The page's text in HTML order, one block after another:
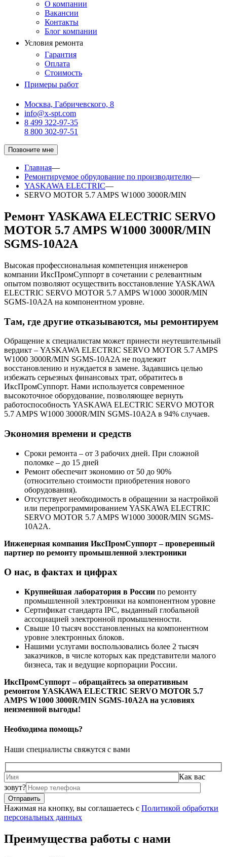
О компании
Вакансии
Контакты
Блог компании
Условия ремонта
Гарантия
Оплата
Стоимость
Примеры работ
Москва, Габричевского, 8
info@x-spt.com
8 499 322-97-35
8 800 302-97-51
Позвоните мне
Главная—
Ремонтируемое обрудование по производителю—
YASKAWA ELECTRIC—
SERVO MOTOR 5.7 AMPS W1000 3000R/MIN
Ремонт YASKAWA ELECTRIC SERVO
MOTOR 5.7 AMPS W1000 3000R/MIN
SGMS-10A2A
Высокая профессиональная компетенция инженеров
компании ИксПромСуппорт в сочетании с релевантным
опытом позволяют осуществить восстановление YASKAWA
ELECTRIC SERVO MOTOR 5.7 AMPS W1000 3000R/MIN
SGMS-10A2A на компонентном уровне.
Там, где другие отказываются, мы ремонтируем
Обращение к специалистам может принести неутешительный
вердикт – YASKAWA ELECTRIC SERVO MOTOR 5.7 AMPS
W1000 3000R/MIN SGMS-10A2A не подлежит
восстановлению и нуждается в замене. Задавшись целью
избежать серьезных финансовых трат, обратитесь в
ИксПромСуппорт. Нами используется современное
высокоточное оборудование, позволяющее вернуть
работоспособность YASKAWA ELECTRIC SERVO MOTOR
5.7 AMPS W1000 3000R/MIN SGMS-10A2A в 94% случаев.
Экономия времени и средств
Сроки ремонта – от 3 рабочих дней. При сложной
поломке – до 15 дней
Ремонт обеспечит экономию от 50 до 90%
(относительно стоимости приобретения нового
оборудования).
Отсутствует необходимость в обращении за настройкой
или перепрограммированием YASKAWA ELECTRIC
SERVO MOTOR 5.7 AMPS W1000 3000R/MIN SGMS-
10A2A.
Инженерная компания ИксПромСуппорт – проверенный
партнер по ремонту промышленной электроники
О нас, в фактах и цифрах
Крупнейшая лаборатория в России по ремонту
промышленной электроники на компонентном уровне
Сертификат стандарта IPC, выданный глобальной
ассоциацией электронной промышленности.
Свыше 10 тысяч восстановленных на компонентном
уровне электронных блоков.
Нашими услугами воспользовались более 2 тысяч
заказчиков, в числе которых как представители малого
бизнеса, так и ведущие корпорации России.
ИксПромСуппорт – обращайтесь за оперативным
ремонтом YASKAWA ELECTRIC SERVO MOTOR 5.7
AMPS W1000 3000R/MIN SGMS-10A2A на условиях
неизменной выгоды!
Необходима помощь?
Наши специалисты свяжутся с вами
Как вас
зовут?
Нажимая на кнопку, вы соглашаетесь с Политикой обработки
персональных данных
Преимущества работы с нами